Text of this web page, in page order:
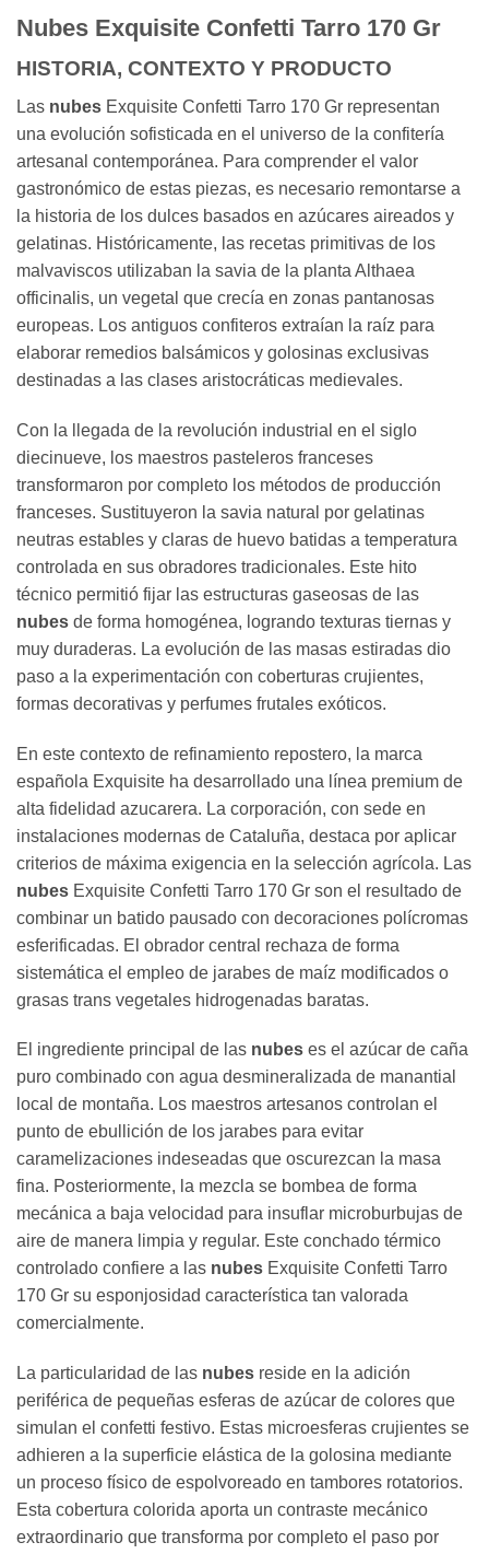
Nubes Exquisite Confetti Tarro 170 Gr
HISTORIA, CONTEXTO Y PRODUCTO
Las nubes Exquisite Confetti Tarro 170 Gr representan
una evolución sofisticada en el universo de la confitería
artesanal contemporánea. Para comprender el valor
gastronómico de estas piezas, es necesario remontarse a
la historia de los dulces basados en azúcares aireados y
gelatinas. Históricamente, las recetas primitivas de los
malvaviscos utilizaban la savia de la planta Althaea
officinalis, un vegetal que crecía en zonas pantanosas
europeas. Los antiguos confiteros extraían la raíz para
elaborar remedios balsámicos y golosinas exclusivas
destinadas a las clases aristocráticas medievales.
Con la llegada de la revolución industrial en el siglo
diecinueve, los maestros pasteleros franceses
transformaron por completo los métodos de producción
franceses. Sustituyeron la savia natural por gelatinas
neutras estables y claras de huevo batidas a temperatura
controlada en sus obradores tradicionales. Este hito
técnico permitió fijar las estructuras gaseosas de las
nubes de forma homogénea, logrando texturas tiernas y
muy duraderas. La evolución de las masas estiradas dio
paso a la experimentación con coberturas crujientes,
formas decorativas y perfumes frutales exóticos.
En este contexto de refinamiento repostero, la marca
española Exquisite ha desarrollado una línea premium de
alta fidelidad azucarera. La corporación, con sede en
instalaciones modernas de Cataluña, destaca por aplicar
criterios de máxima exigencia en la selección agrícola. Las
nubes Exquisite Confetti Tarro 170 Gr son el resultado de
combinar un batido pausado con decoraciones polícromas
esferificadas. El obrador central rechaza de forma
sistemática el empleo de jarabes de maíz modificados o
grasas trans vegetales hidrogenadas baratas.
El ingrediente principal de las nubes es el azúcar de caña
puro combinado con agua desmineralizada de manantial
local de montaña. Los maestros artesanos controlan el
punto de ebullición de los jarabes para evitar
caramelizaciones indeseadas que oscurezcan la masa
fina. Posteriormente, la mezcla se bombea de forma
mecánica a baja velocidad para insuflar microburbujas de
aire de manera limpia y regular. Este conchado térmico
controlado confiere a las nubes Exquisite Confetti Tarro
170 Gr su esponjosidad característica tan valorada
comercialmente.
La particularidad de las nubes reside en la adición
periférica de pequeñas esferas de azúcar de colores que
simulan el confetti festivo. Estas microesferas crujientes se
adhieren a la superficie elástica de la golosina mediante
un proceso físico de espolvoreado en tambores rotatorios.
Esta cobertura colorida aporta un contraste mecánico
extraordinario que transforma por completo el paso por